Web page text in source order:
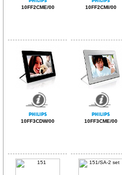
10FF2CME/00 10FF2CMI/00
10FF3CDW/00 10FF3CME/00